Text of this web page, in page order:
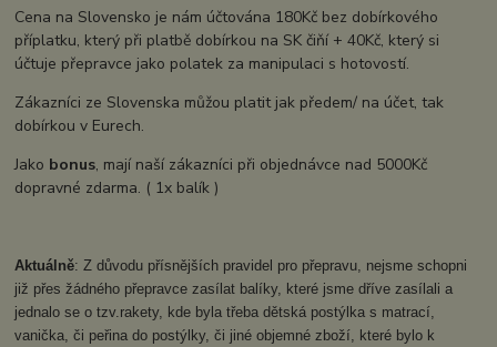
Cena na Slovensko je nám účtována 180Kč bez dobírkového
příplatku, který při platbě dobírkou na SK čiňí + 40Kč, který si
účtuje přepravce jako polatek za manipulaci s hotovostí.
Zákazníci ze Slovenska můžou platit jak předem/ na účet, tak
dobírkou v Eurech.
Jako bonus, mají naší zákazníci při objednávce nad 5000Kč
dopravné zdarma. ( 1x balík )
Aktuálně: Z důvodu přísnějších pravidel pro přepravu, nejsme schopni
již přes žádného přepravce zasílat balíky, které jsme dříve zasílali a
jednalo se o tzv.rakety, kde byla třeba dětská postýlka s matrací,
vanička, či peřina do postýlky, či jiné objemné zboží, které bylo k